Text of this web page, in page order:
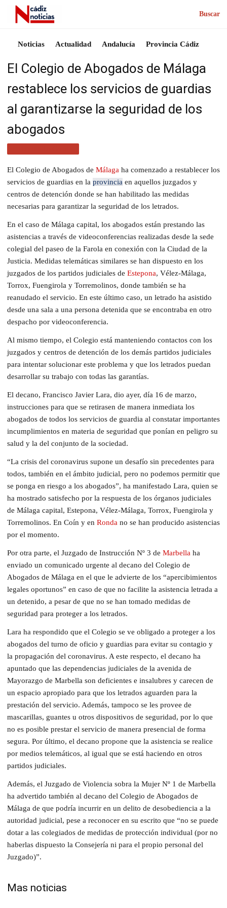
Buscar
Noticias Actualidad Andalucía Provincia Cádiz
El Colegio de Abogados de Málaga
restablece los servicios de guardias
al garantizarse la seguridad de los
abogados
El Colegio de Abogados de Málaga ha comenzado a restablecer los
servicios de guardias en la provincia en aquellos juzgados y
centros de detención donde se han habilitado las medidas
necesarias para garantizar la seguridad de los letrados.
En el caso de Málaga capital, los abogados están prestando las
asistencias a través de videoconferencias realizadas desde la sede
colegial del paseo de la Farola en conexión con la Ciudad de la
Justicia. Medidas telemáticas similares se han dispuesto en los
juzgados de los partidos judiciales de Estepona, Vélez-Málaga,
Torrox, Fuengirola y Torremolinos, donde también se ha
reanudado el servicio. En este último caso, un letrado ha asistido
desde una sala a una persona detenida que se encontraba en otro
despacho por videoconferencia.
Al mismo tiempo, el Colegio está manteniendo contactos con los
juzgados y centros de detención de los demás partidos judiciales
para intentar solucionar este problema y que los letrados puedan
desarrollar su trabajo con todas las garantías.
El decano, Francisco Javier Lara, dio ayer, día 16 de marzo,
instrucciones para que se retirasen de manera inmediata los
abogados de todos los servicios de guardia al constatar importantes
incumplimientos en materia de seguridad que ponían en peligro su
salud y la del conjunto de la sociedad.
“La crisis del coronavirus supone un desafío sin precedentes para
todos, también en el ámbito judicial, pero no podemos permitir que
se ponga en riesgo a los abogados”, ha manifestado Lara, quien se
ha mostrado satisfecho por la respuesta de los órganos judiciales
de Málaga capital, Estepona, Vélez-Málaga, Torrox, Fuengirola y
Torremolinos. En Coín y en Ronda no se han producido asistencias
por el momento.
Por otra parte, el Juzgado de Instrucción Nº 3 de Marbella ha
enviado un comunicado urgente al decano del Colegio de
Abogados de Málaga en el que le advierte de los “apercibimientos
legales oportunos” en caso de que no facilite la asistencia letrada a
un detenido, a pesar de que no se han tomado medidas de
seguridad para proteger a los letrados.
Lara ha respondido que el Colegio se ve obligado a proteger a los
abogados del turno de oficio y guardias para evitar su contagio y
la propagación del coronavirus. A este respecto, el decano ha
apuntado que las dependencias judiciales de la avenida de
Mayorazgo de Marbella son deficientes e insalubres y carecen de
un espacio apropiado para que los letrados aguarden para la
prestación del servicio. Además, tampoco se les provee de
mascarillas, guantes u otros dispositivos de seguridad, por lo que
no es posible prestar el servicio de manera presencial de forma
segura. Por último, el decano propone que la asistencia se realice
por medios telemáticos, al igual que se está haciendo en otros
partidos judiciales.
Además, el Juzgado de Violencia sobra la Mujer Nº 1 de Marbella
ha advertido también al decano del Colegio de Abogados de
Málaga de que podría incurrir en un delito de desobediencia a la
autoridad judicial, pese a reconocer en su escrito que “no se puede
dotar a las colegiados de medidas de protección individual (por no
haberlas dispuesto la Consejería ni para el propio personal del
Juzgado)”.
Mas noticias